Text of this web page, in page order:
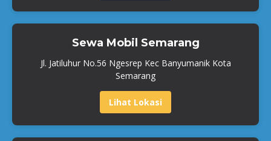
Sewa Mobil Semarang
Jl. Jatiluhur No.56 Ngesrep Kec Banyumanik Kota
Semarang
Lihat Lokasi